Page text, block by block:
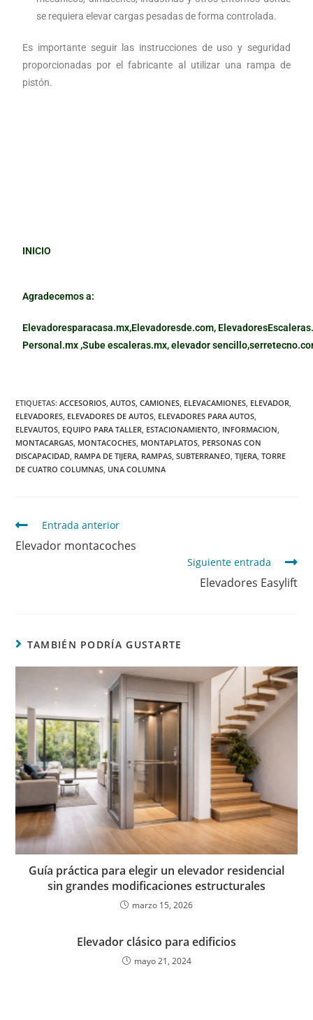
se requiera elevar cargas pesadas de forma controlada.
Es importante seguir las instrucciones de uso y seguridad
proporcionadas por el fabricante al utilizar una rampa de
pistón.
INICIO
Agradecemos a:
Elevadoresparacasa.mx,Elevadoresde.com,
Personal.mx ,Sube escaleras.mx,elevador sencillo,
ETIQUETAS:ACCESORIOS, AUTOS, CAMIONES, ELEVACAMIONES, ELEVADOR,
ELEVADORES, ELEVADORES DE AUTOS, ELEVADORES PARA AUTOS,
ELEVAUTOS, EQUIPO PARA TALLER, ESTACIONAMIENTO, INFORMACION,
MONTACARGAS, MONTACOCHES, MONTAPLATOS, PERSONAS CON
DISCAPACIDAD, RAMPA DE TIJERA, RAMPAS, SUBTERRANEO, TIJERA, TORRE
DE CUATRO COLUMNAS, UNA COLUMNA
Entrada anterior
Elevador montacoches
Siguiente entrada
Elevadores Easylift
TAMBIÉN PODRÍA GUSTARTE
Guía práctica para elegir un elevador residencial
sin grandes modificaciones estructurales
marzo 15, 2026
Elevador clásico para edificios
mayo 21, 2024